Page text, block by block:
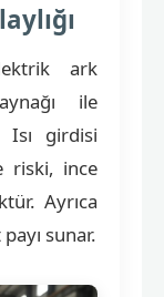
ark
ile
Isı girdisi
riski, ince
Ayrıca
sunar.